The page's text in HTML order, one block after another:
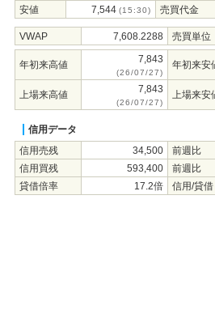
安値
7,544 (15:30) 売買代金
VWAP 7,608.2288 売買単位
年初来高値 7,843
(26/07/27)
年初来安
上場来高値 7,843
(26/07/27)
上場来安
信用データ
信用売残
34,500
前週比
信用買残
593,400
前週比
貸借倍率
17.2倍 信用/貸借